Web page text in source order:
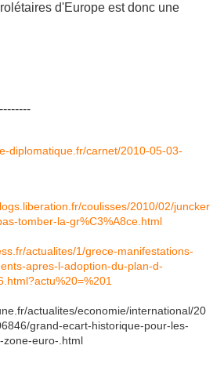
d'Europe est donc une
diplomatique.fr/carnet/2010-05-03-
coulisses/2010/02/juncker
tomber-la-gr%C3%A8ce.html
actualites/1/grece-manifestations-
apres-l-adoption-du-plan-d-
actualites/economie/international/20
grand-ecart-historique-pour-les-
zone-euro-.html